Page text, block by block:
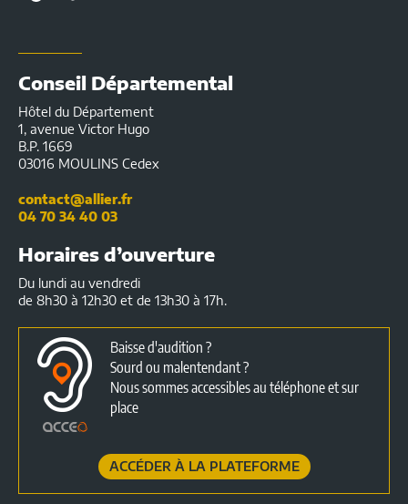
Conseil Départemental
Hôtel du Département
1, avenue Victor Hugo
B.P. 1669
03016 MOULINS Cedex
contact@allier.fr
04 70 34 40 03
Horaires d’ouverture
Du lundi au vendredi
de 8h30 à 12h30 et de 13h30 à 17h.
Baisse d'audition ?
Sourd ou malentendant ?
Nous sommes accessibles au téléphone et sur
place
ACCÉDER À LA PLATEFORME